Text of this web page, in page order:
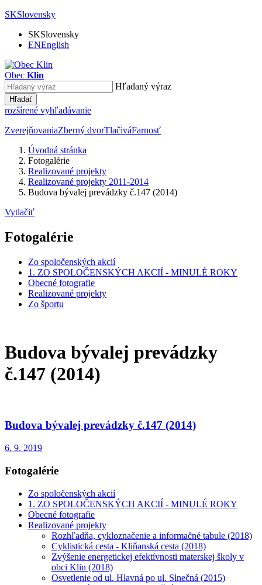
SKSlovensky
SKSlovensky
ENEnglish
Obec Klin
Hľadaný výraz
Hľadať
rozšírené vyhľadávanie
ZverejňovaniaZberný dvorTlačiváFarnosť
Úvodná stránka
Fotogalérie
Realizované projekty
Realizované projekty 2011-2014
Budova bývalej prevádzky č.147 (2014)
Vytlačiť
Fotogalérie
Zo spoločenských akcií
1. ZO SPOLOČENSKÝCH AKCIÍ - MINULÉ ROKY
Obecné fotografie
Realizované projekty
Zo športu
Budova bývalej prevádzky
č.147 (2014)
Budova bývalej prevádzky č.147 (2014)
6. 9. 2019
Fotogalérie
Zo spoločenských akcií
1. ZO SPOLOČENSKÝCH AKCIÍ - MINULÉ ROKY
Obecné fotografie
Realizované projekty
Rozhľadňa, cykloznačenie a informačné tabule (2018)
Cyklistická cesta - Kliňanská cesta (2018)
Zvýšenie energetickej efektívnosti materskej školy v
obci Klin (2018)
Osvetlenie od ul. Hlavná po ul. Slnečná (2015)